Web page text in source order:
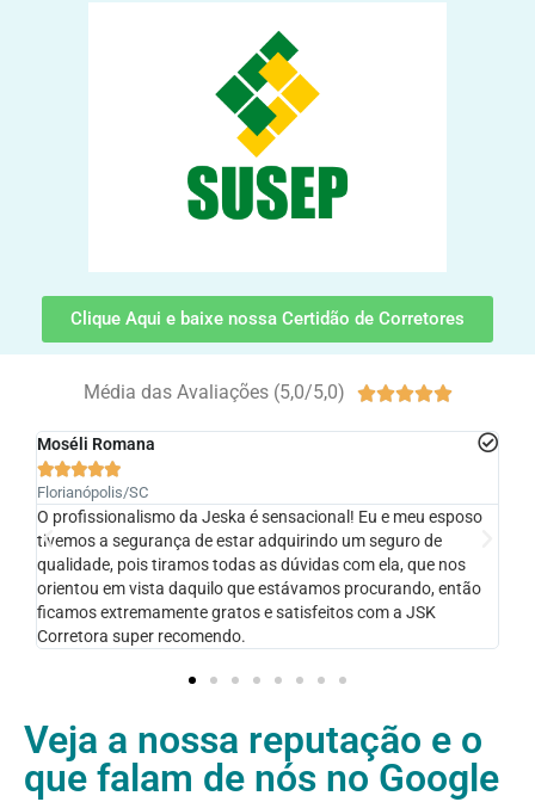
Clique Aqui e baixe nossa Certidão de Corretores
Média das Avaliações (5,0/5,0) 
esposo
de
que nos
então
JSK
Ali Junior

Santa Fe do Sul/SP
ótima profissional, a solução adequada foi atendida.
Veja a nossa reputação e o
que falam de nós no Google